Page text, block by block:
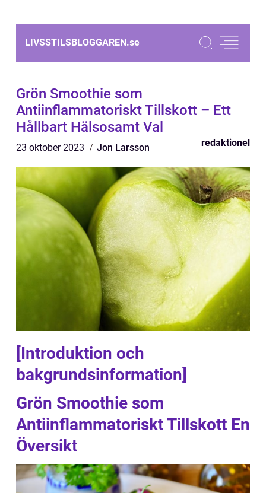
LIVSSTILSBLOGGAREN.se
Grön Smoothie som
Antiinflammatoriskt Tillskott – Ett
Hållbart Hälsosamt Val
23 oktober 2023 Jon Larsson redaktionel
[Introduktion och
bakgrundsinformation]
Grön Smoothie som
Antiinflammatoriskt Tillskott En
Översikt